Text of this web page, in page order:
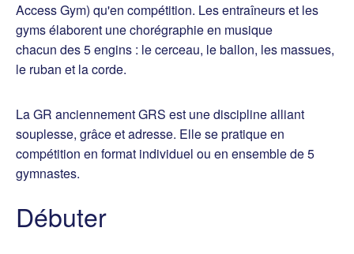
Access Gym) qu'en compétition. Les entraîneurs et les
gyms élaborent une chorégraphie en musique
chacun des 5 engins : le cerceau, le ballon, les massues,
le ruban et la corde.
La GR anciennement GRS est une discipline alliant
souplesse, grâce et adresse. Elle se pratique en
compétition en format individuel ou en ensemble de 5
gymnastes.
Débuter